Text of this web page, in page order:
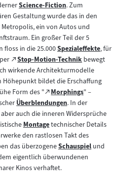
Zum
Inhalt:
Science-Fiction. Zum
Gestaltung wurde das in den
ein von Autos und
Ein großer Teil der 5
floss in die 25.000Zum
Inhalt:
Spezialeffekte, für
Zum
externen
Inhalt:
Stop-Motion-Technik
(öffnet
im
neuen
Tab)
bewegt
wirkende Architekturmodelle
Höhepunkt bildet die Erschaffung
Form des "
Zum
externen
Inhalt:
Morphings
(öffnet
im
neuen
Tab)
" –
Zum
Inhalt:
Überblendungen. In der
auch die inneren Widersprüche
Zum
Inhalt:
Montagetechnischer Details
den rastlosen Takt des
das überzogeneZum
Inhalt:
Schauspiel und
eigentlich überwundenen
Kinos verhaftet.